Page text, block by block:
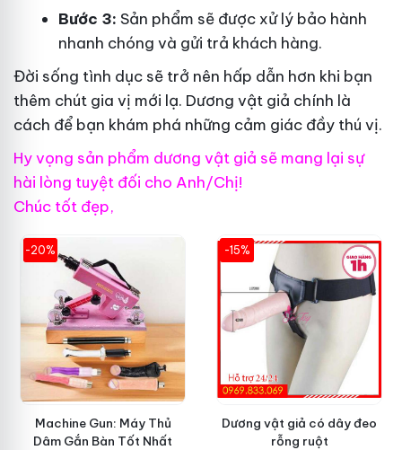
Bước 3: Sản phẩm sẽ được xử lý bảo hành
nhanh chóng và gửi trả khách hàng.
Đời sống tình dục sẽ trở nên hấp dẫn hơn khi bạn
thêm chút gia vị mới lạ. Dương vật giả chính là
cách để bạn khám phá những cảm giác đầy thú vị.
Hy vọng sản phẩm dương vật giả sẽ mang lại sự
hài lòng tuyệt đối cho Anh/Chị!
Chúc tốt đẹp,
-20%
Machine Gun: Máy Thủ
Dâm Gắn Bàn Tốt Nhất
-15%
Dương vật giả có dây đeo
rỗng ruột